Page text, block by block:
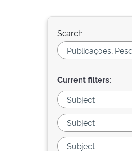
Search:
Current filters: